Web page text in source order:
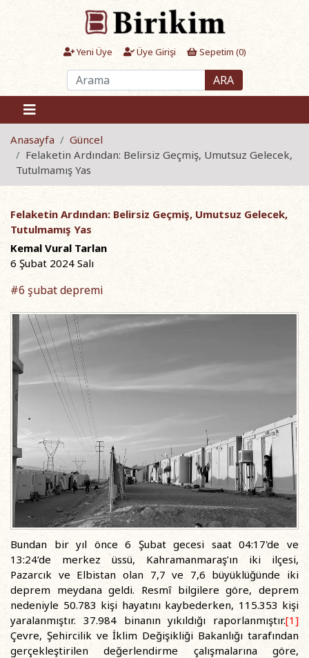
Yeni Üye Üye Girişi Sepetim (0)
ARA
Anasayfa
Güncel
Felaketin Ardından: Belirsiz Geçmiş, Umutsuz Gelecek,
Tutulmamış Yas
Felaketin Ardından: Belirsiz Geçmiş, Umutsuz Gelecek,
Tutulmamış Yas
Kemal Vural Tarlan
6 Şubat 2024 Salı
#6 şubat depremi
Bundan bir yıl önce 6 Şubat gecesi saat 04:17'de ve
13:24’de merkez üssü, Kahramanmaraş’ın iki ilçesi,
Pazarcık ve Elbistan olan 7,7 ve 7,6 büyüklüğünde iki
deprem meydana geldi. Resmî bilgilere göre, deprem
nedeniyle 50.783 kişi hayatını kaybederken, 115.353 kişi
yaralanmıştır. 37.984 binanın yıkıldığı raporlanmıştır.[1]
Çevre, Şehircilik ve İklim Değişikliği Bakanlığı tarafından
gerçekleştirilen değerlendirme çalışmalarına göre,